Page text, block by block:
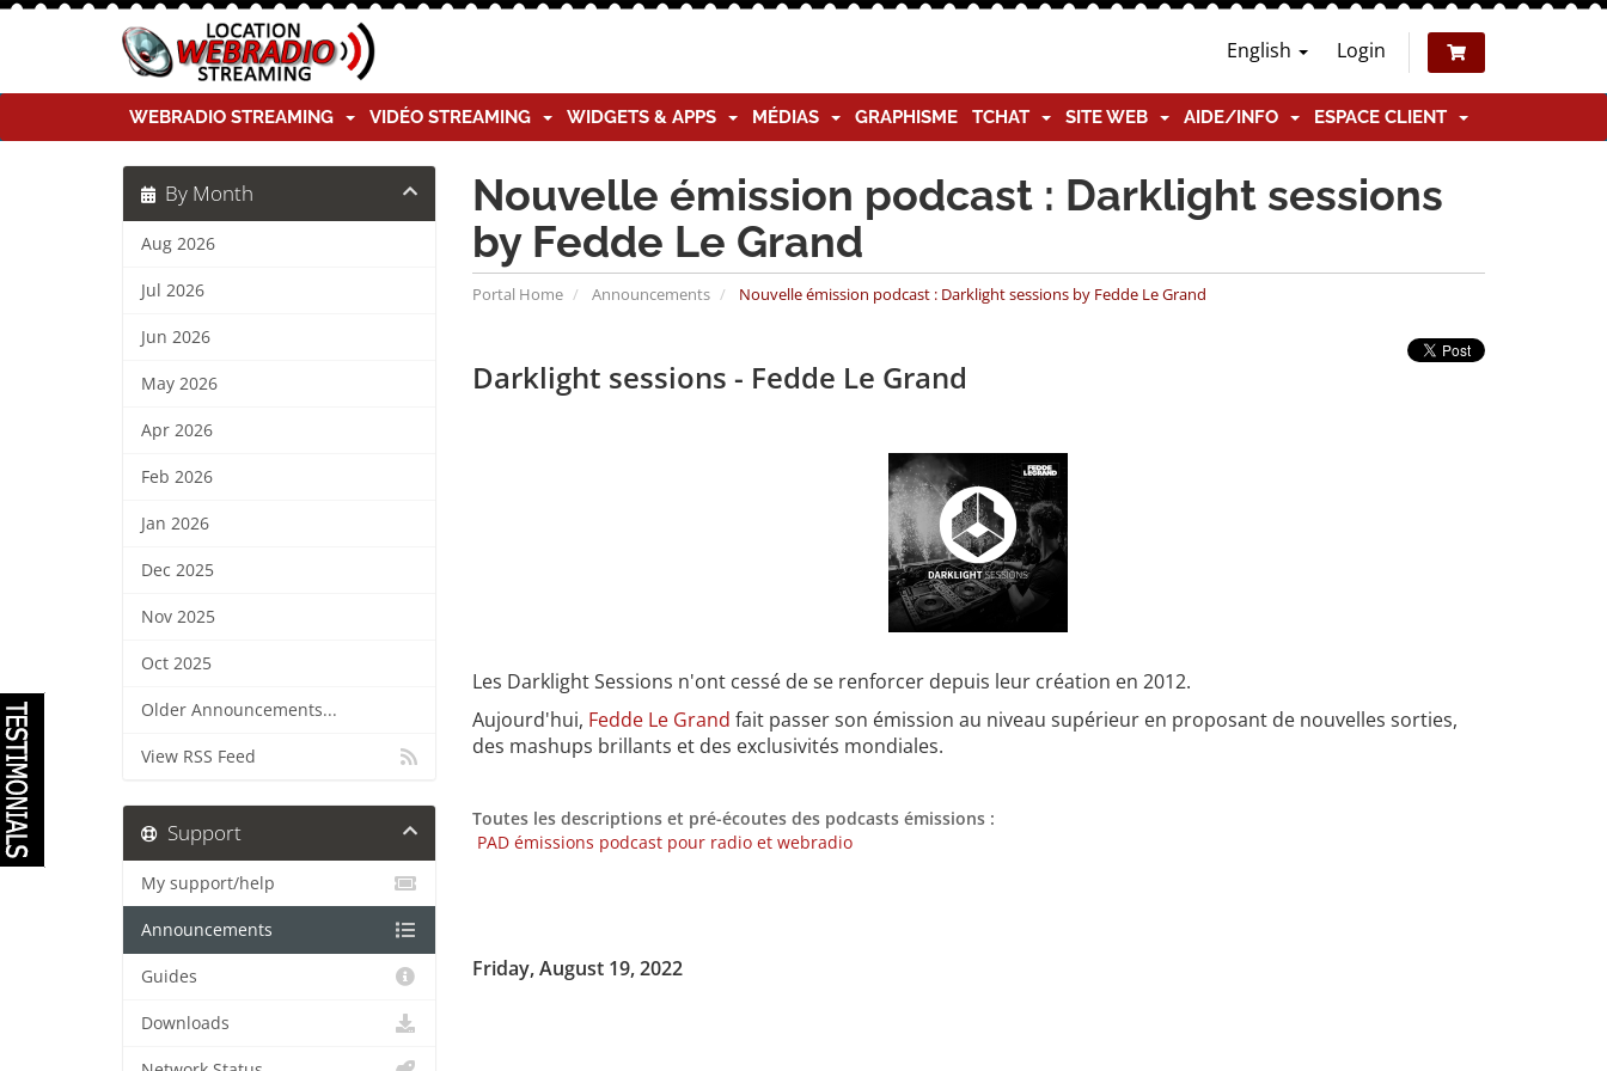
English Login
WEBRADIO STREAMING VIDÉO STREAMING WIDGETS & APPS MÉDIAS GRAPHISME TCHAT SITE WEB AIDE/INFO ESPACE CLIENT
Nouvelle émission podcast : Darklight sessions
by Fedde Le Grand
Portal Home Announcements Nouvelle émission podcast : Darklight sessions by Fedde Le Grand
By Month
Aug 2026
Jul 2026
Jun 2026
May 2026
Apr 2026
Feb 2026
Jan 2026
Dec 2025
Nov 2025
Oct 2025
Older Announcements...
View RSS Feed
Darklight sessions - Fedde Le Grand
Les Darklight Sessions n'ont cessé de se renforcer depuis leur création en 2012.
Aujourd'hui, Fedde Le Grand fait passer son émission au niveau supérieur en proposant de nouvelles sorties,
des mashups brillants et des exclusivités mondiales.
Toutes les descriptions et pré-écoutes des podcasts émissions :
PAD émissions podcast pour radio et webradio
Friday, August 19, 2022
Support
My support/help
Announcements
Guides
Downloads